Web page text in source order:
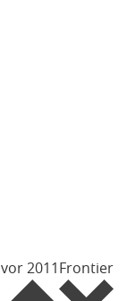
2011 Frontier